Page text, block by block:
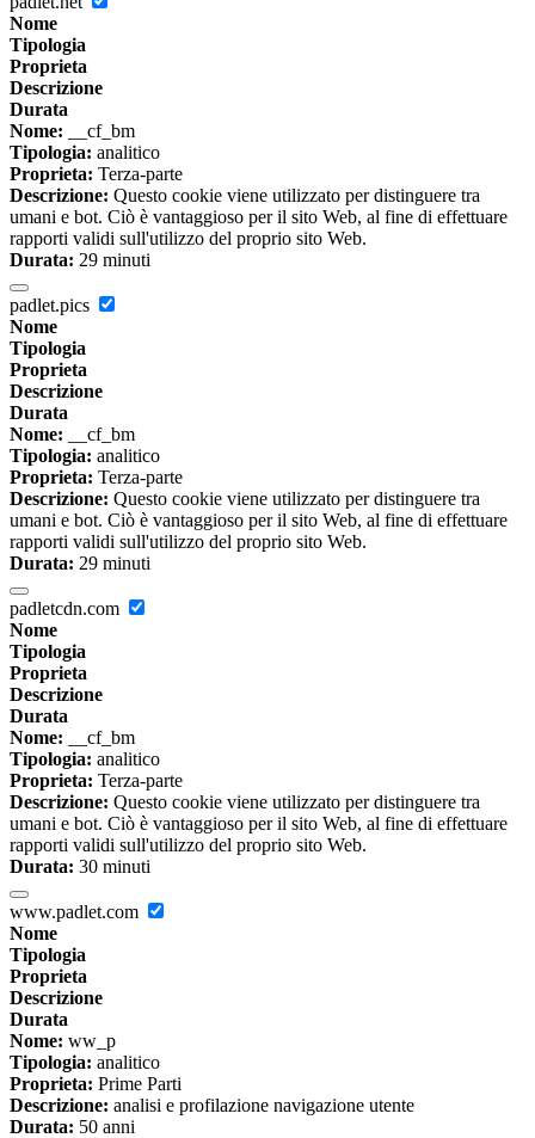
Nome
Tipologia
Proprieta
Descrizione
Durata
Nome: __cf_bm
Tipologia: analitico
Proprieta: Terza-parte
Descrizione: Questo cookie viene utilizzato per distinguere tra
umani e bot. Ciò è vantaggioso per il sito Web, al fine di effettuare
rapporti validi sull'utilizzo del proprio sito Web.
Durata: 29 minuti
padlet.pics
Nome
Tipologia
Proprieta
Descrizione
Durata
Nome: __cf_bm
Tipologia: analitico
Proprieta: Terza-parte
Descrizione: Questo cookie viene utilizzato per distinguere tra
umani e bot. Ciò è vantaggioso per il sito Web, al fine di effettuare
rapporti validi sull'utilizzo del proprio sito Web.
Durata: 29 minuti
padletcdn.com
Nome
Tipologia
Proprieta
Descrizione
Durata
Nome: __cf_bm
Tipologia: analitico
Proprieta: Terza-parte
Descrizione: Questo cookie viene utilizzato per distinguere tra
umani e bot. Ciò è vantaggioso per il sito Web, al fine di effettuare
rapporti validi sull'utilizzo del proprio sito Web.
Durata: 30 minuti
www.padlet.com
Nome
Tipologia
Proprieta
Descrizione
Durata
Nome: ww_p
Tipologia: analitico
Proprieta: Prime Parti
Descrizione: analisi e profilazione navigazione utente
Durata: 50 anni